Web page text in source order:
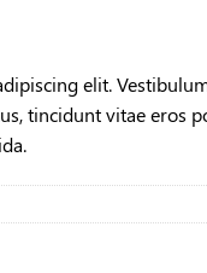
elit.
tincidunt vitae eros